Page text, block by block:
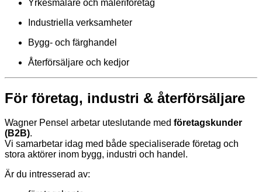
Yrkesmålare och måleriföretag
Industriella verksamheter
Bygg- och färghandel
Återförsäljare och kedjor
För företag, industri & återförsäljare
Wagner Pensel arbetar uteslutande med företagskunder
(B2B).
Vi samarbetar idag med både specialiserade företag och
stora aktörer inom bygg, industri och handel.
Är du intresserad av: